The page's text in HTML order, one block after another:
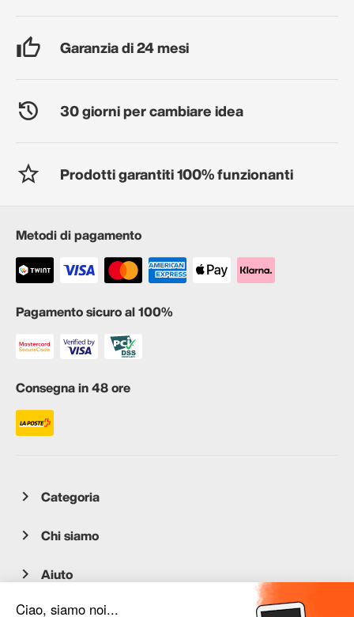
Garanzia di 24 mesi
30 giorni per cambiare idea
Prodotti garantiti 100% funzionanti
Metodi di pagamento
Pagamento sicuro al 100%
Consegna in 48 ore
Categoria
Chi siamo
Aiuto
Servizio clienti